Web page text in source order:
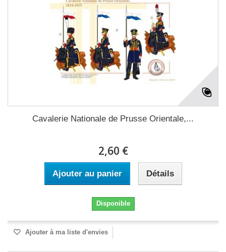
Cavalerie Nationale de Prusse Orientale,...
2,60 €
Ajouter au panier Détails
Disponible
Ajouter à ma liste d'envies